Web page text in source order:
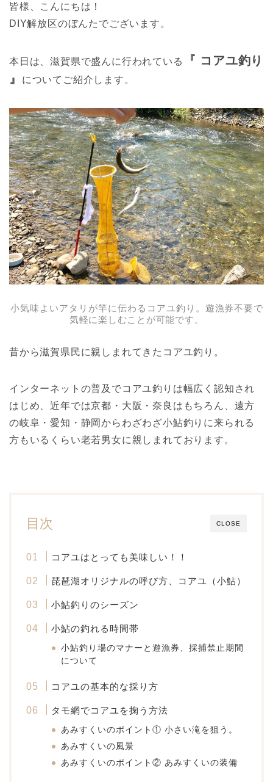
皆様、こんにちは！
DIY解放区のぼんたでございます。
本日は、滋賀県で盛んに行われている
『 コアユ釣り
』
についてご紹介します。
小気味よいアタリが竿に伝わるコアユ釣り。 遊漁券不要で
気軽に楽しむことが可能です。
昔から滋賀県民に親しまれてきたコアユ釣り。
インターネットの普及でコアユ釣りは幅広く認知され
はじめ、近年では京都・大阪・奈良はもちろん、遠方
の岐阜・愛知・静岡からわざわざ小鮎釣りに来られる
方もいるくらい老若男女に親しまれております。
CLOSE
目次
コアユはとっても美味しい！！
琵琶湖オリジナルの呼び方、コアユ（小鮎）
小鮎釣りのシーズン
小鮎の釣れる時間帯
小鮎釣り場のマナーと遊漁券、採捕禁止期間
について
コアユの基本的な採り方
タモ網でコアユを掬う方法
あみすくいのポイント① 小さい滝を狙う。
あみすくいの風景
あみすくいのポイント② あみすくいの装備